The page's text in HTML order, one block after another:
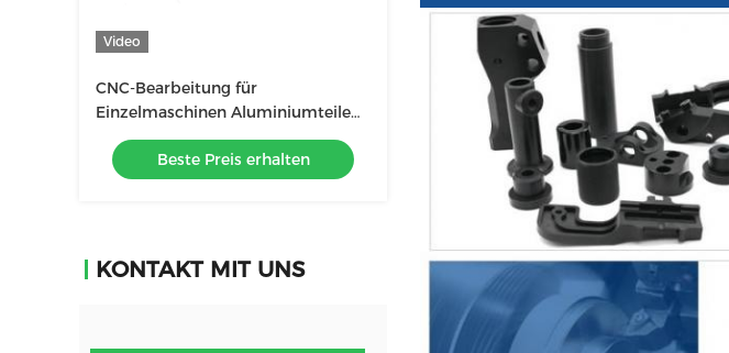
Video
CNC-Bearbeitung für
Einzelmaschinen Aluminiumteile
Anodisiertes Aluminium
ElektrogeräteBeste Preis erhalten
KONTAKT MIT UNS